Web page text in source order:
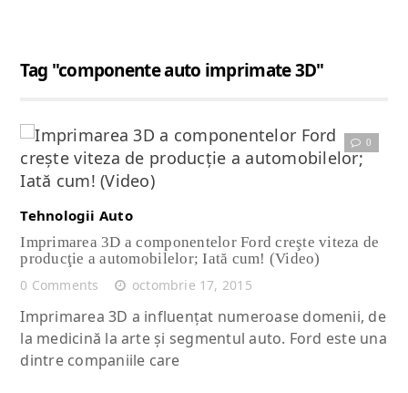
Tag "componente auto imprimate 3D"
0
Citește articolul complet
Tehnologii Auto
Imprimarea 3D a componentelor Ford creşte viteza de
producţie a automobilelor; Iată cum! (Video)
0 Comments
octombrie 17, 2015
Imprimarea 3D a influenţat numeroase domenii, de
la medicină la arte şi segmentul auto. Ford este una
dintre companiile care